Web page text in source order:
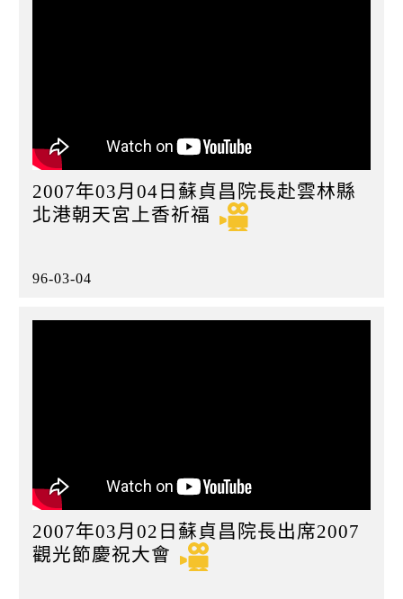
2007年03月04日蘇貞昌院長赴雲林縣
北港朝天宮上香祈福
96-03-04
2007年03月02日蘇貞昌院長出席2007
觀光節慶祝大會